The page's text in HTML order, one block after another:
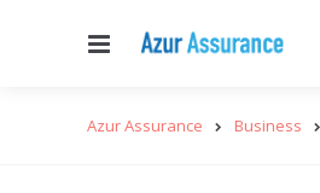
Menu
Azur Assurance Business